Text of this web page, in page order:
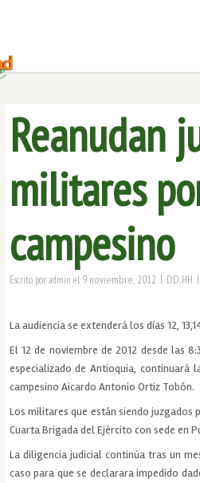
Reanudan
militares
campesino
Escrito poradmin el 9 noviembre, 2012 | DD.HH |
La audiencia se extenderá los días 12,
El 12 de noviembre de 2012 desde las
especializado de Antioquia, continuará
campesino Aicardo Antonio Ortiz Tobón.
Los militares que están siendo juzgados
Cuarta Brigada del Ejército con sede en
La diligencia judicial continúa tras un
caso para que se declarara impedido